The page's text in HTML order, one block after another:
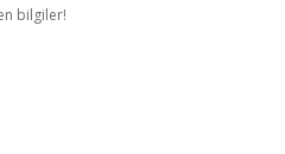
bilgiler!